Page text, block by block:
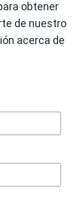
obtener
de nuestro
acerca de